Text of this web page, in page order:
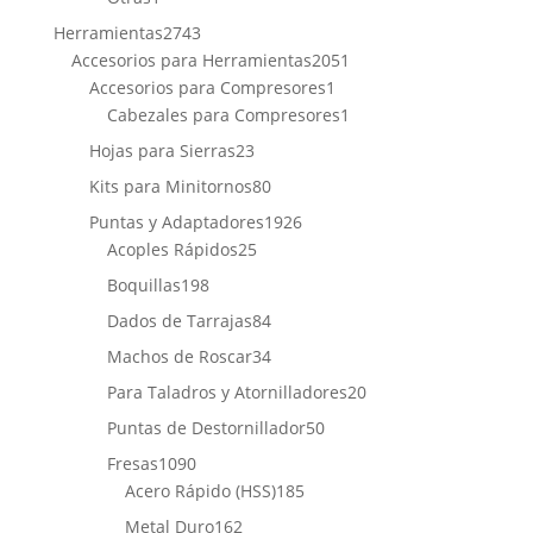
producto
Herramientas27432743
productos
Accesorios para Herramientas2051
Accesorios para Compresores1
producto
Cabezales para Compresores1
Hojas para Sierras2323
productos
Kits para Minitornos8080
productos
Puntas y Adaptadores19261926
Acoples Rápidos2525
Boquillas198198
productos
Dados de Tarrajas8484
productos
Machos de Roscar3434
productos
Para Taladros y Atornilladores2020
Puntas de Destornillador5050
Fresas10901090
productos
Acero Rápido (HSS)185185
Metal Duro162162